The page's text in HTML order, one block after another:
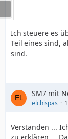
Ich steuere es
Teil eines sind,
sind.
SM7 mit
elchispas
Verstanden ...